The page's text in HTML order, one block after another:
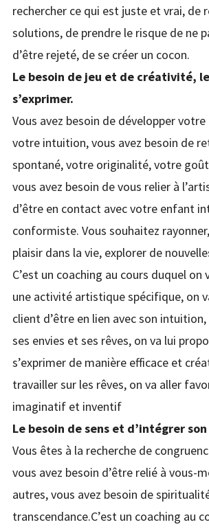
rechercher ce qui est juste et vrai, de
solutions, de prendre le risque de ne
d’être rejeté, de se créer un cocon.
Le besoin de jeu et de créativité,
s’exprimer.
Vous avez besoin de développer
votre intuition, vous avez besoin de
spontané, votre originalité, votre
vous avez besoin de vous relier à
d’être en contact avec votre enfant
conformiste. Vous souhaitez
plaisir dans la vie, explorer de
C’est un coaching au cours duquel on
une activité artistique spécifique, on
client d’être en lien avec son
ses envies et ses rêves, on va lui
s’exprimer de manière efficace et
travailler sur les rêves, on va aller
imaginatif et inventif
Le besoin de sens et d’intégrer
Vous êtes à la recherche de
vous avez besoin d’être relié à vous-
autres, vous avez besoin de
transcendance.C’est un coaching au